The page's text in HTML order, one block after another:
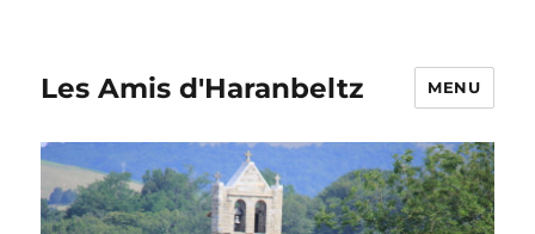
Les Amis d'Haranbeltz MENU